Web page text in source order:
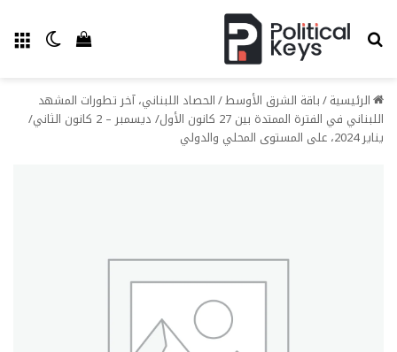
إستعراض بحث عن
الرئيسية/باقة الشرق الأوسط/الحصاد اللبناني، آخر تطورات المشهد
اللبناني في الفترة الممتدة بين 27 كانون الأول/ ديسمبر – 2 كانون الثاني/
يناير 2024، على المستوى المحلي والدولي